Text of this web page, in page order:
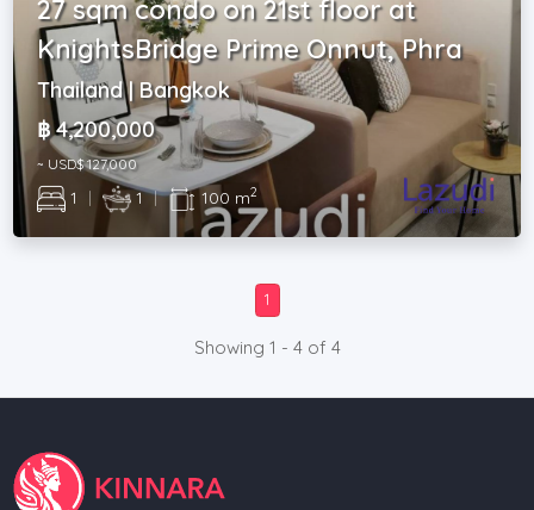
27 sqm condo on 21st floor at
KnightsBridge Prime Onnut, Phra
Thailand | Bangkok
฿ 4,200,000
~ USD$ 127,000
1 | 1 | 100 m2
1
Showing 1 - 4 of 4